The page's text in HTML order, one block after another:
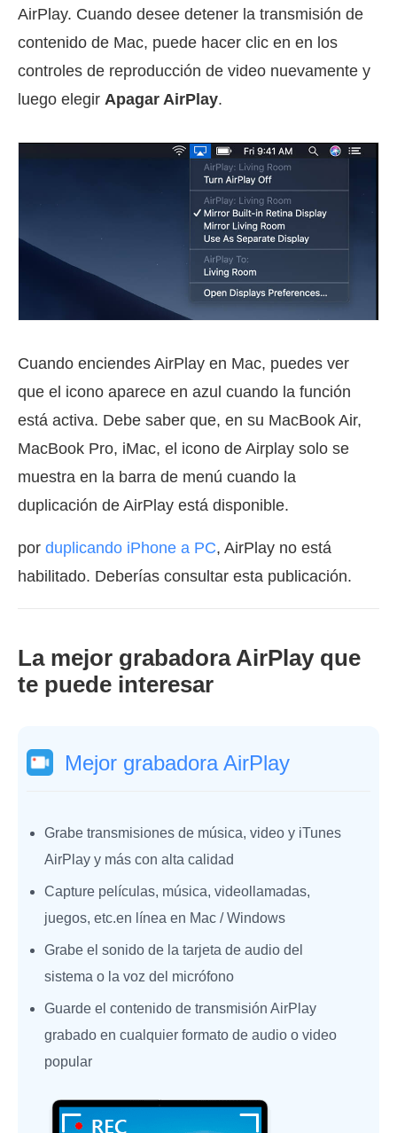
AirPlay. Cuando desee detener la transmisión de
contenido de Mac, puede hacer clic en en los
controles de reproducción de video nuevamente y
luego elegir Apagar AirPlay.
Cuando enciendes AirPlay en Mac, puedes ver
que el icono aparece en azul cuando la función
está activa. Debe saber que, en su MacBook Air,
MacBook Pro, iMac, el icono de Airplay solo se
muestra en la barra de menú cuando la
duplicación de AirPlay está disponible.
por duplicando iPhone a PC, AirPlay no está
habilitado. Deberías consultar esta publicación.
La mejor grabadora AirPlay que
te puede interesar
Mejor grabadora AirPlay
Grabe transmisiones de música, video y iTunes
AirPlay y más con alta calidad
Capture películas, música, videollamadas,
juegos, etc.en línea en Mac / Windows
Grabe el sonido de la tarjeta de audio del
sistema o la voz del micrófono
Guarde el contenido de transmisión AirPlay
grabado en cualquier formato de audio o video
popular